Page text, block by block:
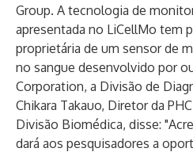
Group. A tecnologia de
apresentada no LiCellMo tem
proprietária de um sensor de
no sangue desenvolvido por
Corporation, a Divisão de
Chikara Takauo, Diretor da
Divisão Biomédica, disse:
dará aos pesquisadores a